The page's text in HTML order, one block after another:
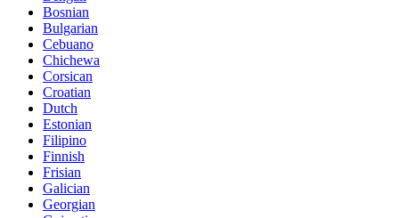
Bosnian
Bulgarian
Cebuano
Chichewa
Corsican
Croatian
Dutch
Estonian
Filipino
Finnish
Frisian
Galician
Georgian